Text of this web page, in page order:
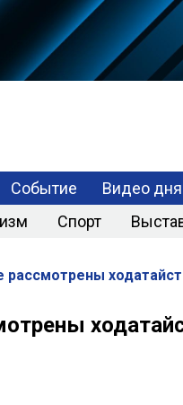
Событие Видео дня
Спорт
рассмотрены